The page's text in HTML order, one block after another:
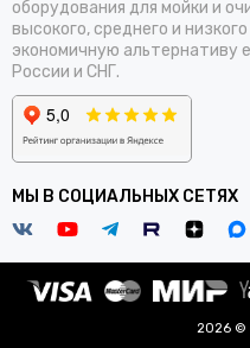
оборудования для мойки и
высокого, среднего и
экономичную альтернативу
России и СНГ.
МЫ В СОЦИАЛЬНЫХ СЕТЯХ
2026 ©